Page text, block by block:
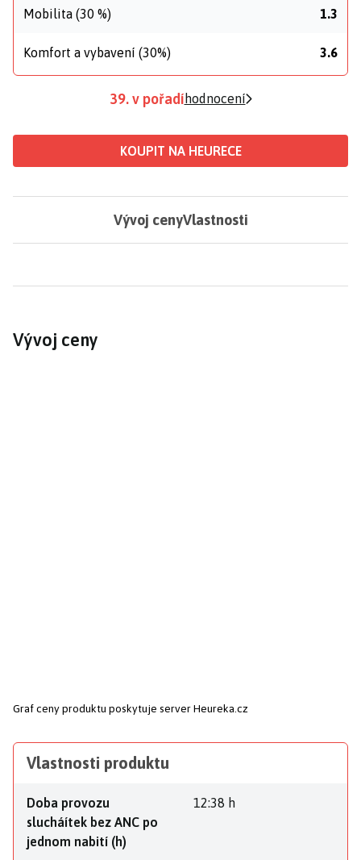
Mobilita (30 %) 1.3
Komfort a vybavení (30%) 3.6
39. v pořadí hodnocení
KOUPIT NA HEURECE
Vývoj cenyVlastnosti
Vývoj ceny
Graf ceny produktu poskytuje server Heureka.cz
Vlastnosti produktu
Doba provozu
slucháítek bez ANC po
jednom nabití (h)
12:38 h